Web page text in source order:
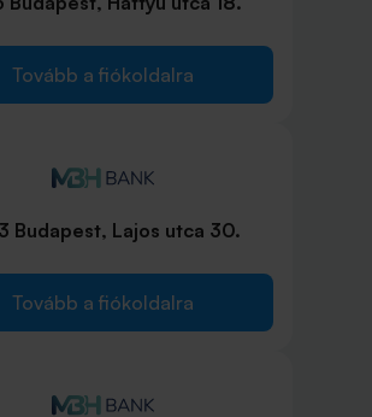
Tovább a fiókoldalra
Budapest, Lajos utca 30.
Tovább a fiókoldalra